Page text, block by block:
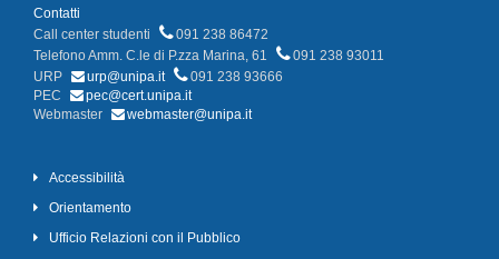
Contatti
Call center studenti
091 238 86472
Telefono Amm. C.le di P.zza Marina, 61
091 238 93011
URP
urp@unipa.it
091 238 93666
PEC
pec@cert.unipa.it
Webmaster
webmaster@unipa.it
Accessibilità
Orientamento
Ufficio Relazioni con il Pubblico